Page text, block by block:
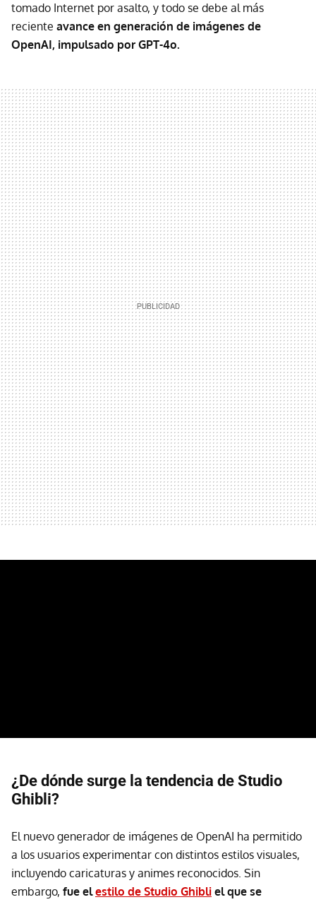
tomado Internet por asalto, y todo se debe al más
reciente avance en generación de imágenes de
OpenAI, impulsado por GPT-4o.
¿De dónde surge la tendencia de Studio
Ghibli?
El nuevo generador de imágenes de OpenAI ha permitido
a los usuarios experimentar con distintos estilos visuales,
incluyendo caricaturas y animes reconocidos. Sin
embargo, fue elestilo de Studio Ghibli el que se